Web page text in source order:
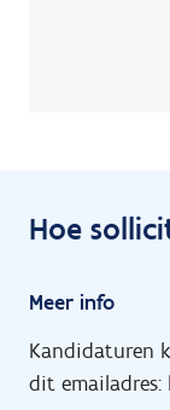
Hoe
Meer info
Kandidaturen
dit emailadres: